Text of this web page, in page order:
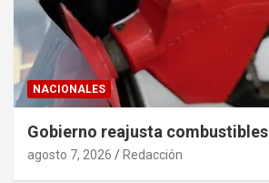
NACIONALES
Gobierno reajusta combustibles
agosto 7, 2026 Redacción